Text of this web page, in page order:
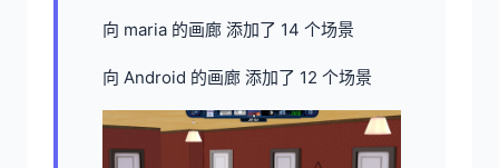
向 maria 的画廊 添加了 14 个场景
向 Android 的画廊 添加了 12 个场景